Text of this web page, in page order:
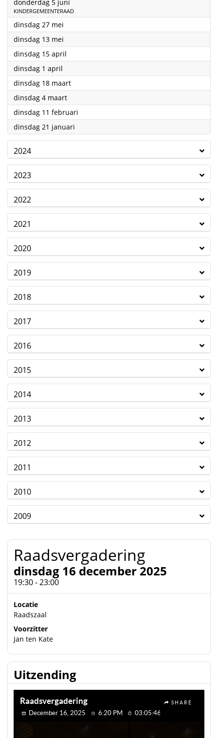
donderdag 5 juni
KINDERGEMEENTERAAD
dinsdag 27 mei
dinsdag 13 mei
dinsdag 15 april
dinsdag 1 april
dinsdag 18 maart2025
dinsdag 4 maart2025
dinsdag 11 februari
dinsdag 21 januari
2024
2023
2022
2021
2020
2019
2018
2017
2016
2015
2014
2013
2012
2011
2010
2009
Raadsvergadering
dinsdag 16 december 2025
19:30 - 23:00
Locatie
Raadszaal
Voorzitter
Jan ten Kate
Uitzending